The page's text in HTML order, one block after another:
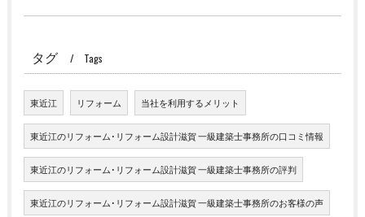
タグ Tags
東近江 リフォーム 当社を利用するメリット
東近江のリフォーム･リフォーム設計滋賀 一級建築士事務所の口コミ情報
東近江のリフォーム･リフォーム設計滋賀 一級建築士事務所の評判
東近江のリフォーム･リフォーム設計滋賀 一級建築士事務所のお客様の声